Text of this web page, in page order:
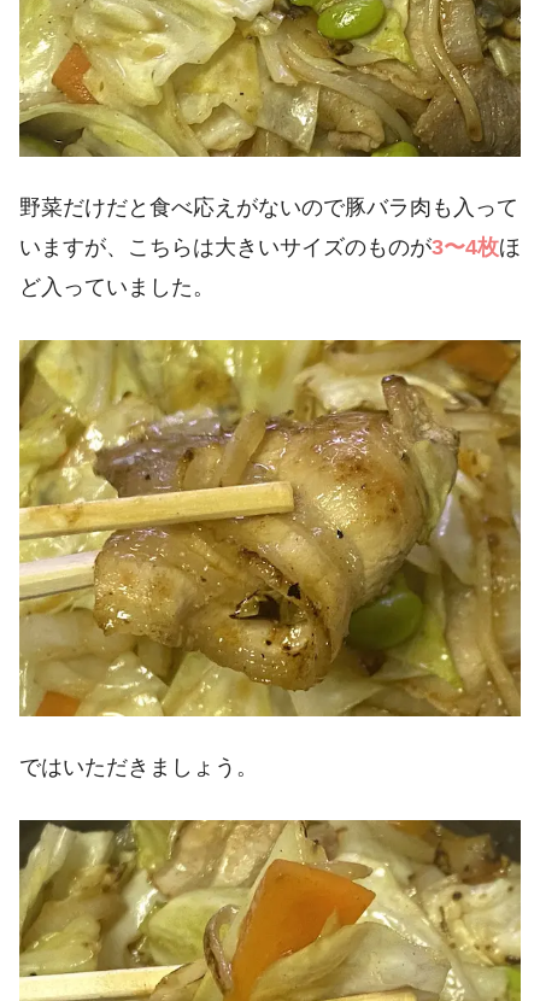
野菜だけだと食べ応えがないので豚バラ肉も入って
いますが、こちらは大きいサイズのものが3〜4枚ほ
ど入っていました。
ではいただきましょう。